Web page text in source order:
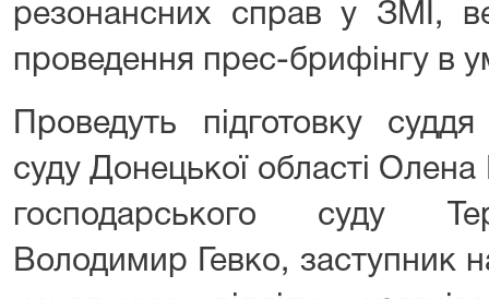
резонансних справ у ЗМІ,
проведення прес-брифінгу в
Проведуть підготовку
суду Донецької області Олена
господарського суду
Володимир Гевко, заступник